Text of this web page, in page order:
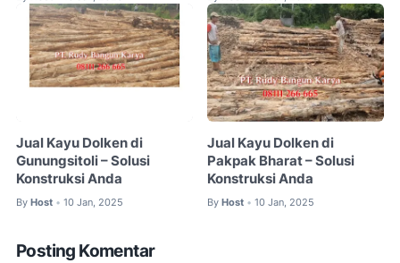
Jual Kayu Dolken di
Gunungsitoli – Solusi
Konstruksi Anda
By Host • 10 Jan, 2025
Jual Kayu Dolken di
Pakpak Bharat – Solusi
Konstruksi Anda
By Host • 10 Jan, 2025
Posting Komentar